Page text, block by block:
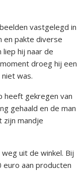
vastgelegd in
en pakte diverse
hij naar de
droeg hij een
was.
heeft gekregen van
gehaald en de man
zijn mandje
uit de winkel. Bij
aan producten